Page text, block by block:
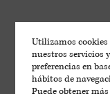
Utilizamos cookies
nuestros servicios
preferencias en
hábitos de
Puede obtener